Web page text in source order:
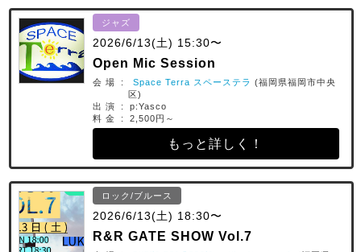
ジャズ
2026/6/13(土) 15:30〜
Open Mic Session
会 場 : Space Terra スペーステラ (福岡県福岡市中央
区)
出 演 : p:Yasco
料 金 : 2,500円～
もっと詳しく！
ロック/ブルース
2026/6/13(土) 18:30〜
R&R GATE SHOW Vol.7